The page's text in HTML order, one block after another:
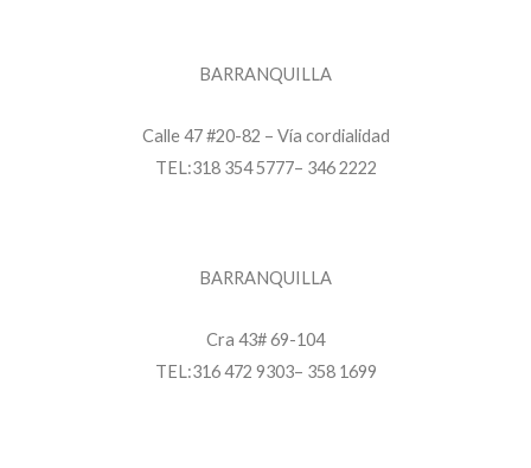
BARRANQUILLA
Calle 47 #20-82 – Vía cordialidad
TEL:318 354 5777– 346 2222
BARRANQUILLA
Cra 43# 69-104
TEL:316 472 9303– 358 1699